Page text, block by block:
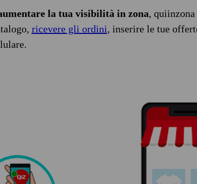
la tua visibilità in zona,
ricevere gli ordini, inserire le tue